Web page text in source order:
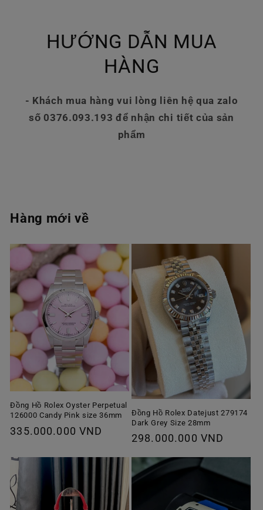
HƯỚNG DẪN MUA
HÀNG
- Khách mua hàng vui lòng liên hệ qua zalo
số 0376.093.193 để nhận chi tiết của sản
phẩm
Hàng mới về
Đồng Hồ Rolex Oyster Perpetual
126000 Candy Pink size 36mm
Giá
thường
335.000.000 VND
Đồng Hồ Rolex Datejust 279174
Dark Grey Size 28mm
Giá
thường
298.000.000 VND